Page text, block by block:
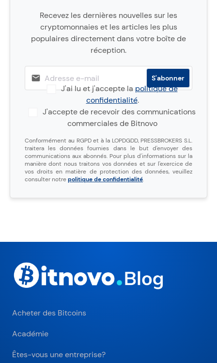
Recevez les dernières nouvelles sur les
cryptomonnaies et les articles les plus
populaires directement dans votre boîte de
réception.
J'ai lu et j'accepte lapolitique de
confidentialité.
J'accepte de recevoir des communications
commerciales de Bitnovo
Conformément au RGPD et à la LOPDGDD, PRESSBROKERS S.L.
traitera les données fournies dans le but d'envoyer des
communications aux abonnés. Pour plus d'informations sur la
manière dont nous traitons vos données et sur l'exercice de
vos droits en matière de protection des données, veuillez
consulter notrepolitique de confidentialité.
Acheter des Bitcoins
Académie
Êtes-vous une entreprise?